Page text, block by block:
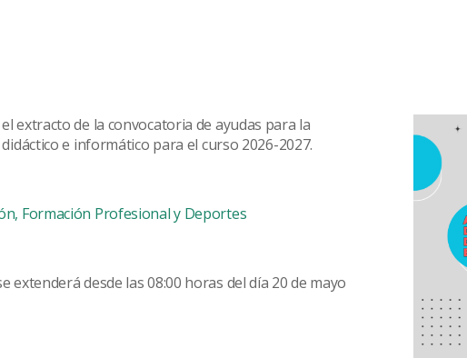
extracto de la convocatoria de ayudas para la
e informático para el curso 2026-2027.
Formación Profesional y Deportes
extenderá desde las 08:00 horas del día 20 de mayo